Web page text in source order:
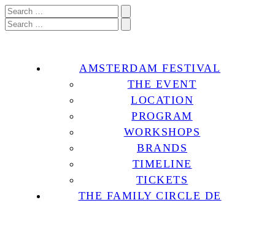
AMSTERDAM FESTIVAL
THE EVENT
LOCATION
PROGRAM
WORKSHOPS
BRANDS
TIMELINE
TICKETS
THE FAMILY CIRCLE DE